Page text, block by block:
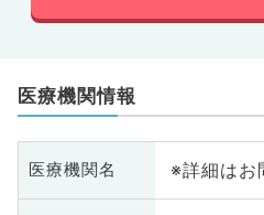
医療機関情報
医療機関名 ※詳細はお